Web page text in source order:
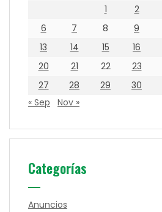
1
2
6
7 8 9
13
14 15 16
20
21 22 23
27
28 29 30
« Sep
Nov »
Categorías
Anuncios